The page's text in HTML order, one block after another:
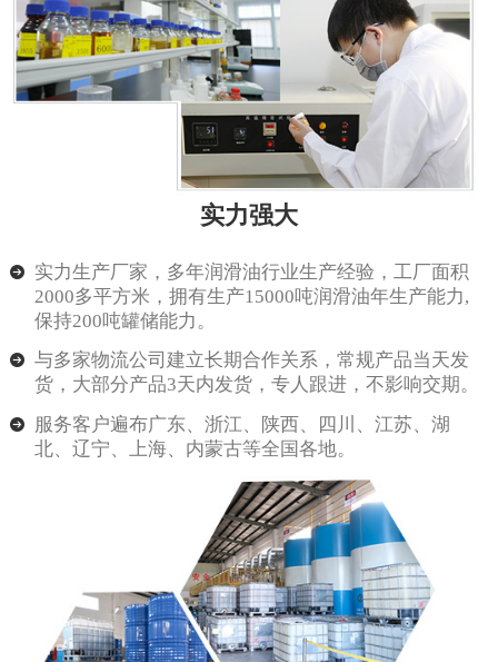
实力强大
实力生产厂家，多年润滑油行业生产经验，工厂面积
2000多平方米，拥有生产15000吨润滑油年生产能力,
保持200吨罐储能力。
与多家物流公司建立长期合作关系，常规产品当天发
货，大部分产品3天内发货，专人跟进，不影响交期。
服务客户遍布广东、浙江、陕西、四川、江苏、湖
北、辽宁、上海、内蒙古等全国各地。